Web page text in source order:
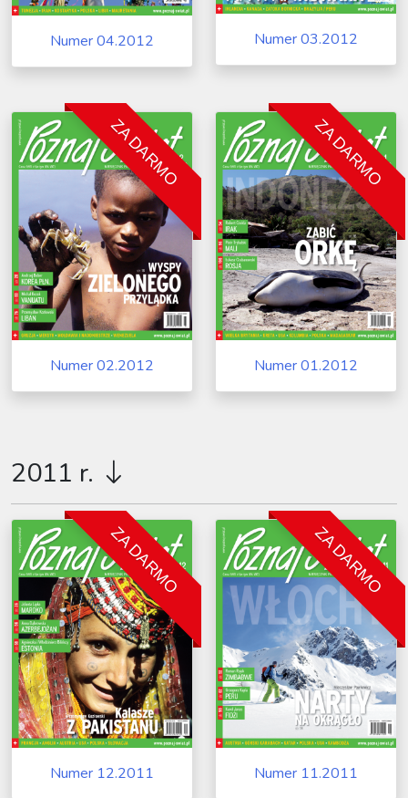
Numer 04.2012 Numer 03.2012
ZA DARMO
Numer 02.2012
ZA DARMO
Numer 01.2012
2011 r.
ZA DARMO
Numer 12.2011
ZA DARMO
Numer 11.2011